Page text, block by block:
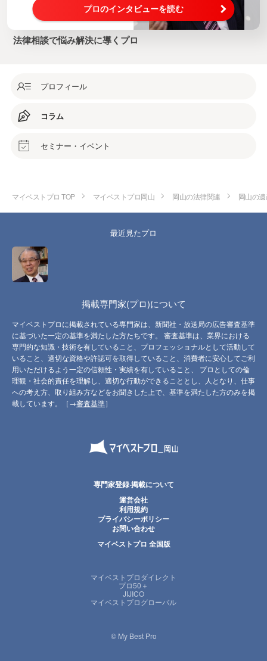
プロのインタビューを読む
法律相談で悩み解決に導くプロ
プロフィール
コラム
セミナー・イベント
マイベストプロ TOP マイベストプロ岡山 岡山の法律関連 岡山の
最近見たプロ
掲載専門家(プロ)について
マイベストプロに掲載されている専門家は、新聞社・放送局の広告審査基準
に基づいた一定の基準を満たした方たちです。 審査基準は、業界における
専門的な知識・技術を有していること、プロフェッショナルとして活動して
いること、適切な資格や許認可を取得していること、消費者に安心してご利
用いただけるよう一定の信頼性・実績を有していること、 プロとしての倫
理観・社会的責任を理解し、適切な行動ができることとし、人となり、仕事
への考え方、取り組み方などをお聞きした上で、基準を満たした方のみを掲
載しています。［→審査基準］
専門家登録·掲載について
運営会社
利用規約
プライバシーポリシー
お問い合わせ
マイベストプロ 全国版
マイベストプロダイレクト
プロ50＋
JIJICO
マイベストプログローバル
© My Best Pro